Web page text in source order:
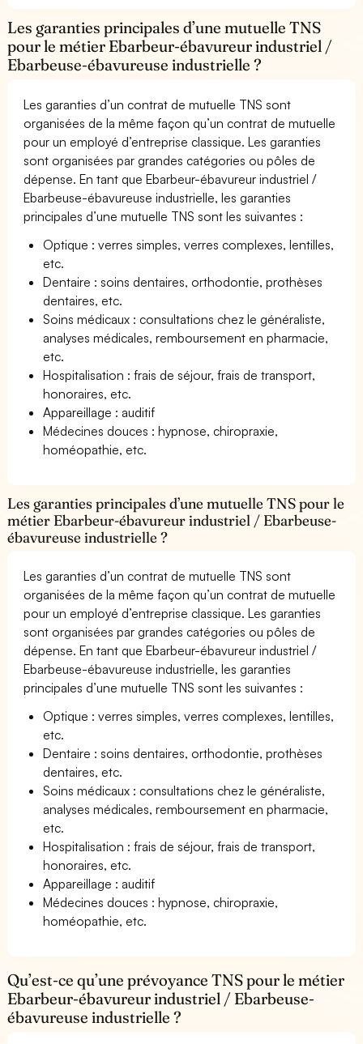
Les garanties principales d’une mutuelle TNS
pour le métier Ebarbeur-ébavureur industriel /
Ebarbeuse-ébavureuse industrielle ?
Les garanties d’un contrat de mutuelle TNS sont
organisées de la même façon qu’un contrat de mutuelle
pour un employé d’entreprise classique. Les garanties
sont organisées par grandes catégories ou pôles de
dépense. En tant que Ebarbeur-ébavureur industriel /
Ebarbeuse-ébavureuse industrielle, les garanties
principales d’une mutuelle TNS sont les suivantes :
Optique : verres simples, verres complexes, lentilles,
etc.
Dentaire : soins dentaires, orthodontie, prothèses
dentaires, etc.
Soins médicaux : consultations chez le généraliste,
analyses médicales, remboursement en pharmacie,
etc.
Hospitalisation : frais de séjour, frais de transport,
honoraires, etc.
Appareillage : auditif
Médecines douces : hypnose, chiropraxie,
homéopathie, etc.
Les garanties principales d’une mutuelle TNS pour le
métier Ebarbeur-ébavureur industriel / Ebarbeuse-
ébavureuse industrielle ?
Les garanties d’un contrat de mutuelle TNS sont
organisées de la même façon qu’un contrat de mutuelle
pour un employé d’entreprise classique. Les garanties
sont organisées par grandes catégories ou pôles de
dépense. En tant que Ebarbeur-ébavureur industriel /
Ebarbeuse-ébavureuse industrielle, les garanties
principales d’une mutuelle TNS sont les suivantes :
Optique : verres simples, verres complexes, lentilles,
etc.
Dentaire : soins dentaires, orthodontie, prothèses
dentaires, etc.
Soins médicaux : consultations chez le généraliste,
analyses médicales, remboursement en pharmacie,
etc.
Hospitalisation : frais de séjour, frais de transport,
honoraires, etc.
Appareillage : auditif
Médecines douces : hypnose, chiropraxie,
homéopathie, etc.
Qu’est-ce qu’une prévoyance TNS pour le métier
Ebarbeur-ébavureur industriel / Ebarbeuse-
ébavureuse industrielle ?